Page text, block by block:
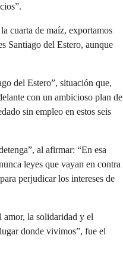
cuarta de maíz, exportamos
Santiago del Estero, aunque
del Estero”, situación que,
con un ambicioso plan de
sin empleo en estos seis
al afirmar: “En esa
leyes que vayan en contra
perjudicar los intereses de
amor, la solidaridad y el
donde vivimos”, fue el